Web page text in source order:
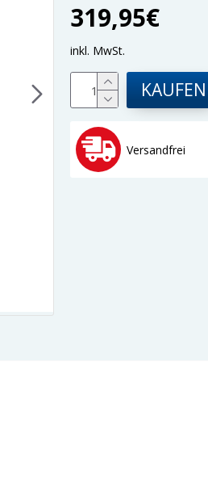
319,95€
inkl. MwSt.
KAUFEN
Versandfrei